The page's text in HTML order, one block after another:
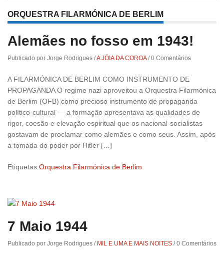
Roriz
ORQUESTRA FILARMÓNICA DE BERLIM
Alemães no fosso em 1943!
Publicado por Jorge Rodrigues /A JÓIA DA COROA /0 Comentários
A FILARMÓNICA DE BERLIM COMO INSTRUMENTO DE
PROPAGANDA O regime nazi aproveitou a Orquestra Filarmónica
de Berlim (OFB) como precioso instrumento de propaganda
político-cultural — a formação apresentava as qualidades de
rigor, coesão e elevação espiritual que os nacional-socialistas
gostavam de proclamar como alemães e como seus. Assim, após
a tomada do poder por Hitler […]
Etiquetas:Orquestra Filarmónica de Berlim
7 Maio 1944
Publicado por Jorge Rodrigues / MIL E UMA E MAIS NOITES /0 Comentários